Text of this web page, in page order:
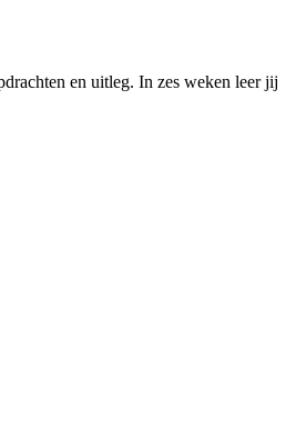
en uitleg. In zes weken leer jij